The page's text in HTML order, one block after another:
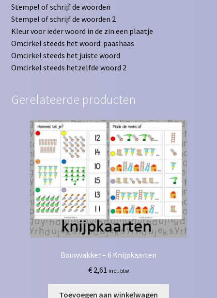
Stempel of schrijf de woorden
Stempel of schrijf de woorden 2
Kleur voor ieder woord in de zin een plaatje
Omcirkel steeds het woord: paashaas
Omcirkel steeds het juiste woord
Omcirkel steeds hetzelfde woord 2
Gerelateerde producten
Bouwvakker – 6 Knijpkaarten
€2,61 incl. btw
Toevoegen aan winkelwagen